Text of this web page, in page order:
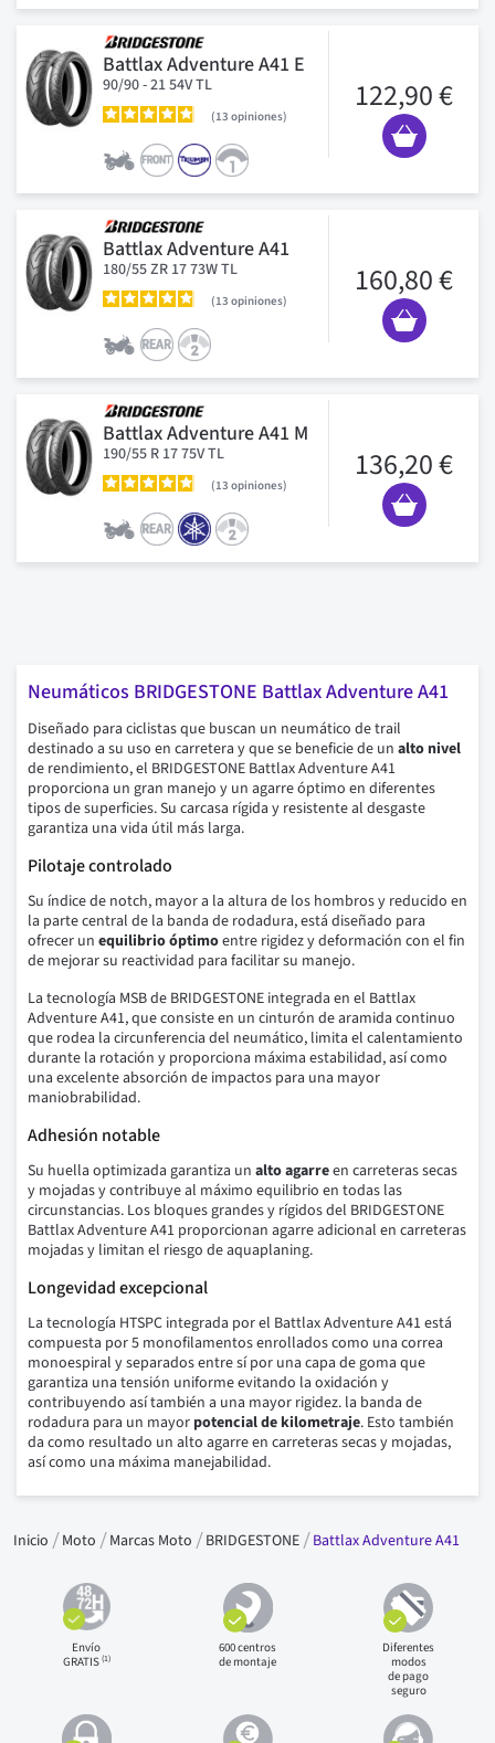
Battlax Adventure A41 E
90/90 - 21 54V TL
13 opiniones
122,90 €
Battlax Adventure A41
180/55 ZR 17 73W TL
13 opiniones
160,80 €
Battlax Adventure A41 M
190/55 R 17 75V TL
13 opiniones
136,20 €
Neumáticos BRIDGESTONE Battlax Adventure A41
Diseñado para ciclistas que buscan un neumático de trail
destinado a su uso en carretera y que se beneficie de un alto nivel
de rendimiento, el BRIDGESTONE Battlax Adventure A41
proporciona un gran manejo y un agarre óptimo en diferentes
tipos de superficies. Su carcasa rígida y resistente al desgaste
garantiza una vida útil más larga.
Pilotaje controlado
Su índice de notch, mayor a la altura de los hombros y reducido en
la parte central de la banda de rodadura, está diseñado para
ofrecer un equilibrio óptimoentre rigidez y deformación con el fin
de mejorar su reactividad para facilitar su manejo.
La tecnología MSB de BRIDGESTONE integrada en el Battlax
Adventure A41, que consiste en un cinturón de aramida continuo
que rodea la circunferencia del neumático, limita el calentamiento
durante la rotación y proporciona máxima estabilidad, así como
una excelente absorción de impactos para una mayor
maniobrabilidad.
Adhesión notable
Su huella optimizada garantiza un alto agarreen carreteras secas
y mojadas y contribuye al máximo equilibrio en todas las
circunstancias. Los bloques grandes y rígidos del BRIDGESTONE
Battlax Adventure A41 proporcionan agarre adicional en carreteras
mojadas y limitan el riesgo de aquaplaning.
Longevidad excepcional
La tecnología HTSPC integrada por el Battlax Adventure A41 está
compuesta por 5 monofilamentos enrollados como una correa
monoespiral y separados entre sí por una capa de goma que
garantiza una tensión uniforme evitando la oxidación y
contribuyendo así también a una mayor rigidez. la banda de
rodadura para un mayor potencial de kilometraje. Esto también
da como resultado un alto agarre en carreteras secas y mojadas,
así como una máxima manejabilidad.
Inicio Moto Marcas Moto BRIDGESTONE Battlax Adventure A41
Envío
GRATIS(1)
600 centros
de montaje
Diferentes
modos
de pago
seguro